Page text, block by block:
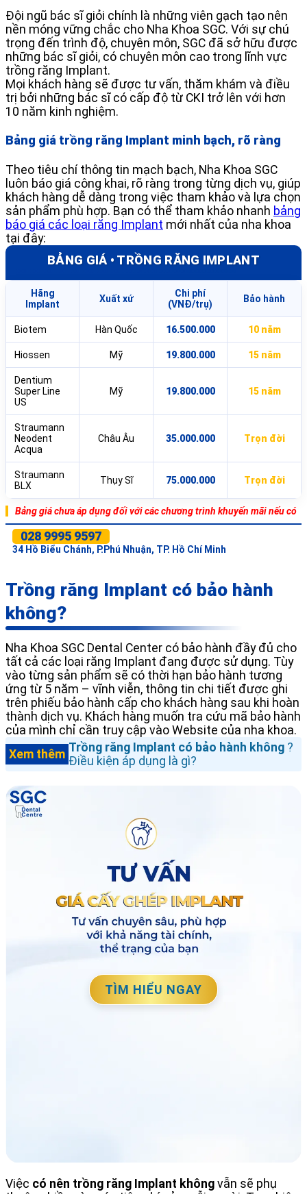
Đội ngũ bác sĩ giỏi chính là những viên gạch tạo nên
nền móng vững chắc cho Nha Khoa SGC. Với sự chú
trọng đến trình độ, chuyên môn, SGC đã sở hữu được
những bác sĩ giỏi, có chuyên môn cao trong lĩnh vực
trồng răng Implant.
Mọi khách hàng sẽ được tư vấn, thăm khám và điều
trị bởi những bác sĩ có cấp độ từ CKI trở lên với hơn
10 năm kinh nghiệm.
Bảng giá trồng răng Implant minh bạch, rõ ràng
Theo tiêu chí thông tin mạch bạch, Nha Khoa SGC
luôn báo giá công khai, rõ ràng trong từng dịch vụ, giúp
khách hàng dễ dàng trong việc tham khảo và lựa chọn
sản phẩm phù hợp. Bạn có thể tham khảo nhanh bảng
báo giá các loại răng Implant mới nhất của nha khoa
tại đây:
BẢNG GIÁ • TRỒNG RĂNG IMPLANT
Hãng
Implant
Xuất xứ
Chi phí
(VNĐ/trụ)
Bảo hành
Biotem Hàn Quốc 16.500.000 10 năm
Hiossen Mỹ 19.800.000 15 năm
Dentium
Super Line
US
Mỹ 19.800.000 15 năm
Straumann
Neodent
Acqua
Châu Âu 35.000.000 Trọn đời
Straumann
BLX
Thụy Sĩ 75.000.000 Trọn đời
Bảng giá chưa áp dụng đối với các chương trình khuyến mãi nếu có
028 9995 9597
34 Hồ Biểu Chánh, P.Phú Nhuận, TP. Hồ Chí Minh
Trồng răng Implant có bảo hành
không?
Nha Khoa SGC Dental Center có bảo hành đầy đủ cho
tất cả các loại răng Implant đang được sử dụng. Tùy
vào từng sản phẩm sẽ có thời hạn bảo hành tương
ứng từ 5 năm – vĩnh viễn, thông tin chi tiết được ghi
trên phiếu bảo hành cấp cho khách hàng sau khi hoàn
thành dịch vụ. Khách hàng muốn tra cứu mã bảo hành
của mình chỉ cần truy cập vào Website của nha khoa.
Xem thêm Trồng răng Implant có bảo hành không ?
Điều kiện áp dụng là gì?
TÌM HIỂU NGAY
Việc có nên trồng răng Implant không vẫn sẽ phụ